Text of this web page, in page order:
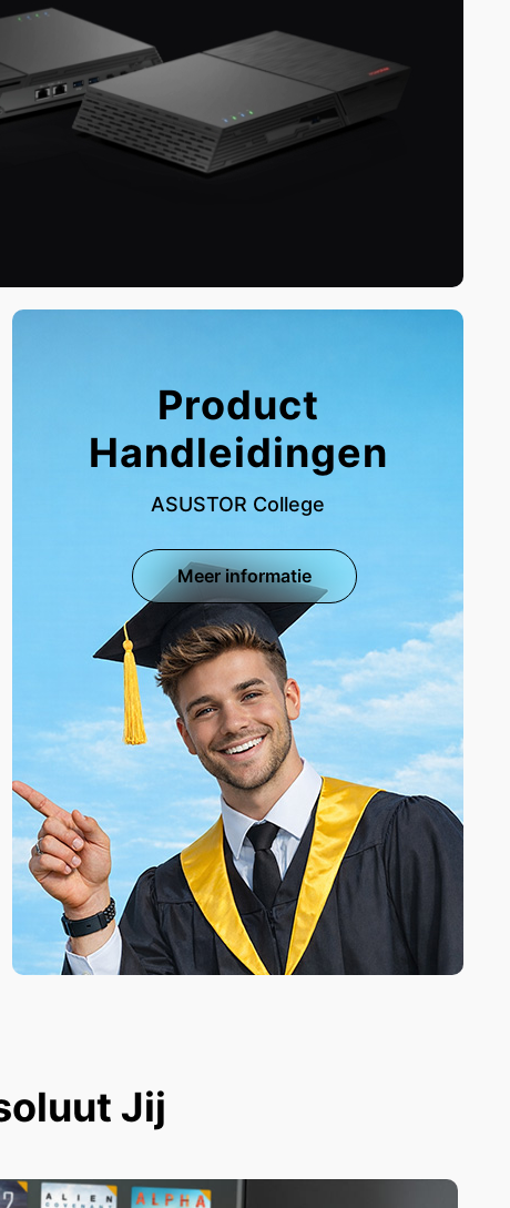
Product
Handleidingen
ASUSTOR College
Meer informatie
Jij